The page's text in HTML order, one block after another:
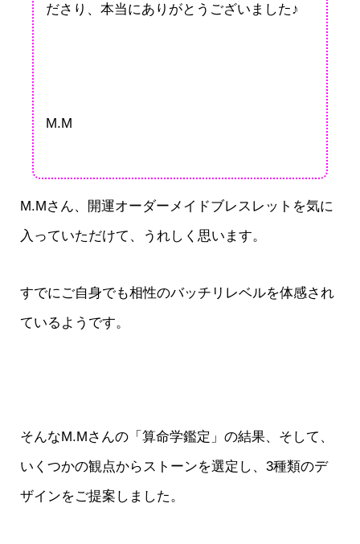
ださり、本当にありがとうございました♪
M.M
M.Mさん、開運オーダーメイドブレスレットを気に
入っていただけて、うれしく思います。
すでにご自身でも相性のバッチリレベルを体感され
ているようです。
そんなM.Mさんの「算命学鑑定」の結果、そして、
いくつかの観点からストーンを選定し、3種類のデ
ザインをご提案しました。